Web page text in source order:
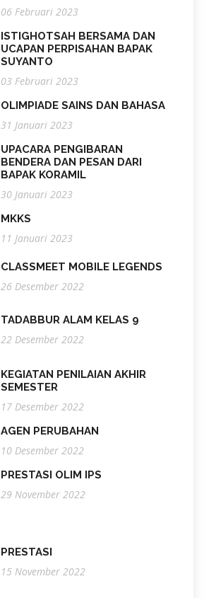
06 Februari 2023
ISTIGHOTSAH BERSAMA DAN
UCAPAN PERPISAHAN BAPAK
SUYANTO
03 Februari 2023
OLIMPIADE SAINS DAN BAHASA
31 Januari 2023
UPACARA PENGIBARAN
BENDERA DAN PESAN DARI
BAPAK KORAMIL
30 Januari 2023
MKKS
11 Januari 2023
CLASSMEET MOBILE LEGENDS
26 Desember 2022
TADABBUR ALAM KELAS 9
22 Desember 2022
KEGIATAN PENILAIAN AKHIR
SEMESTER
17 Desember 2022
AGEN PERUBAHAN
10 Desember 2022
PRESTASI OLIM IPS
29 November 2022
PRESTASI
15 November 2022